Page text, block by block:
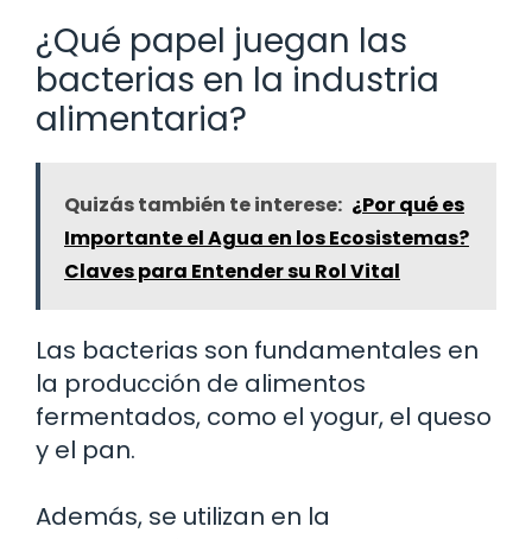
¿Qué papel juegan las
bacterias en la industria
alimentaria?
Quizás también te interese: ¿Por qué es
Importante el Agua en los Ecosistemas?
Claves para Entender su Rol Vital
Las bacterias son fundamentales en
la producción de alimentos
fermentados, como el yogur, el queso
y el pan.
Además, se utilizan en la